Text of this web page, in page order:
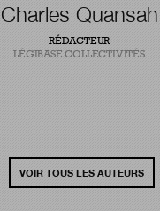
VOIR TOUS LES AUTEURS
Charles Quansah
RÉDACTEUR
LÉGIBASE COLLECTIVITÉS